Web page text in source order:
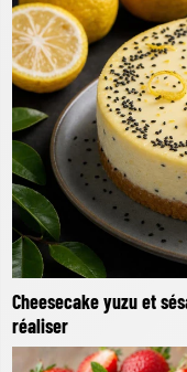
Cheesecake yuzu et
réaliser